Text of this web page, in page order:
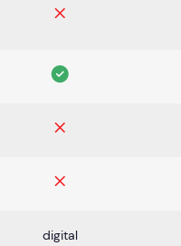
digital